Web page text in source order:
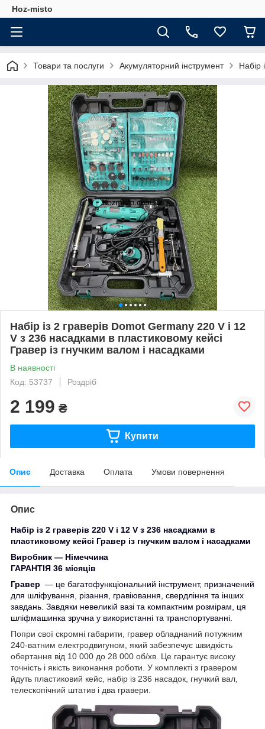
Hoz-misto
Товари та послуги Акумуляторний інструмент Набір
Набір із 2 граверів Domot Germany 220 V і 12
V з 236 насадками в пластиковому кейсі
Гравер із гнучким валом і насадками
В наявності
Код: 53737
Роздріб
2 199 ₴
Купити
Опис Доставка Оплата Умови повернення
Опис
Набір із 2 граверів 220 V і 12 V з 236 насадками в
пластиковому кейсі Гравер із гнучким валом і насадками
Виробник — Німеччина
ГАРАНТІЯ 36 місяців
Гравер — це багатофункціональний інструмент, призначений
для шліфування, різання, гравіювання, свердління та інших
завдань. Завдяки невеликій вазі та компактним розмірам, ця
шліфмашинка зручна у використанні та транспортуванні.
Попри свої скромні габарити, гравер обладнаний потужним
240-ватним електродвигуном, який забезпечує швидкість
обертання від 10 000 до 28 000 об/хв. Це гарантує високу
точність і якість виконання роботи. У комплекті з гравером
йдуть пластиковий кейс, набір із 236 насадок, гнучкий вал,
телескопічний штатив і два гравери.